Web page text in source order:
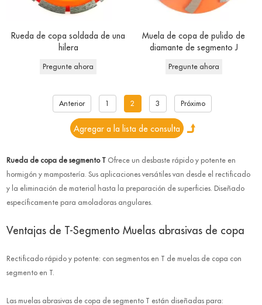
Rueda de copa soldada de una
hilera
Pregunte ahora
Muela de copa de pulido de
diamante de segmento J
Pregunte ahora
Anterior 1 2 3 Próximo
Rueda de copa de segmento T Ofrece un desbaste rápido y potente en
hormigón y mampostería. Sus aplicaciones versátiles van desde el rectificado
y la eliminación de material hasta la preparación de superficies. Diseñado
específicamente para amoladoras angulares.
Ventajas de T-Segmento Muelas abrasivas de copa
Rectificado rápido y potente: con segmentos en T de muelas de copa con
segmento en T.
Las muelas abrasivas de copa de segmento T están diseñadas para: